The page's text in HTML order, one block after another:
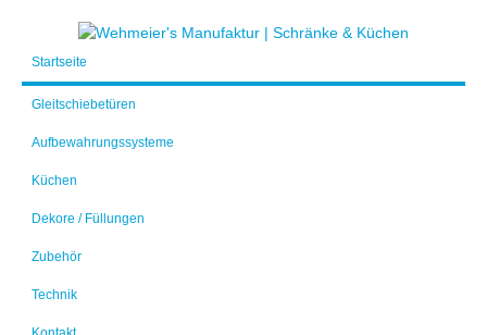
Startseite
Gleitschiebetüren
Aufbewahrungssysteme
Küchen
Dekore / Füllungen
Zubehör
Technik